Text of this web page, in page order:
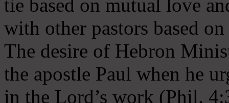
tie based on mutual love
with other pastors based
The desire of Hebron
the apostle Paul when he
in the Lord’s work (Phil.